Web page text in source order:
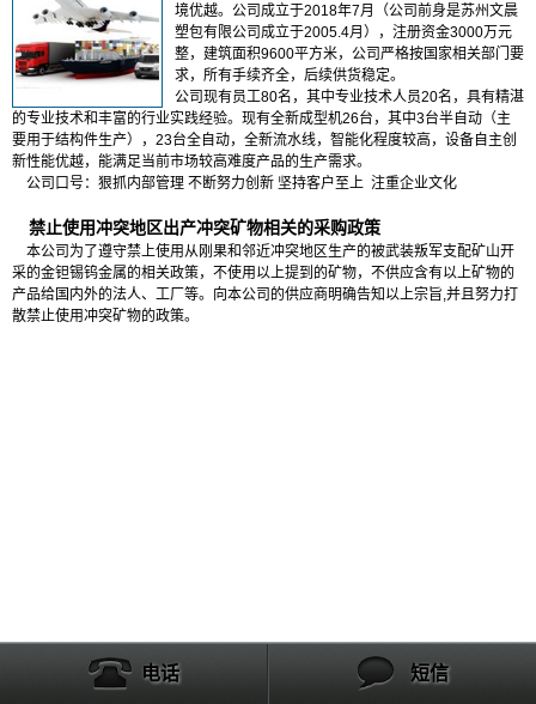
境优越。公司成立于2018年7月（公司前身是苏州文晨
塑包有限公司成立于2005.4月），注册资金3000万元
整，建筑面积9600平方米，公司严格按国家相关部门要
求，所有手续齐全，后续供货稳定。
公司现有员工80名，其中专业技术人员20名，具有精湛
的专业技术和丰富的行业实践经验。现有全新成型机26台，其中3台半自动（主
要用于结构件生产），23台全自动，全新流水线，智能化程度较高，设备自主创
新性能优越，能满足当前市场较高难度产品的生产需求。
公司口号：狠抓内部管理 不断努力创新 坚持客户至上 注重企业文化
禁止使用冲突地区出产冲突矿物相关的采购政策
本公司为了遵守禁上使用从刚果和邻近冲突地区生产的被武装叛军支配矿山开
采的金钽锡钨金属的相关政策，不使用以上提到的矿物，不供应含有以上矿物的
产品给国内外的法人、工厂等。向本公司的供应商明确告知以上宗旨,并且努力打
散禁止使用冲突矿物的政策。
电话 短信